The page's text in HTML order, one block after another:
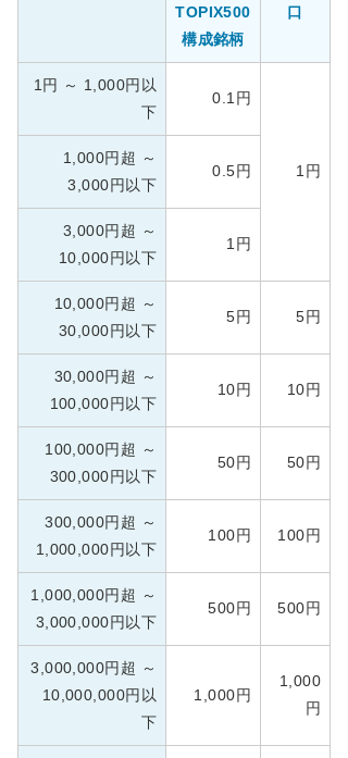
TOPIX500
構成銘柄
口
1円 ～ 1,000円以
下
0.1円
1円
1,000円超 ～
3,000円以下
0.5円
3,000円超 ～
10,000円以下
1円
10,000円超 ～
30,000円以下
5円 5円
30,000円超 ～
100,000円以下
10円 10円
100,000円超 ～
300,000円以下
50円 50円
300,000円超 ～
1,000,000円以下
100円 100円
1,000,000円超 ～
3,000,000円以下
500円 500円
3,000,000円超 ～
10,000,000円以
下
1,000円
1,000
円